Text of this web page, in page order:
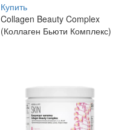
Купить
Collagen Beauty Complex
(Коллаген Бьюти Комплекс)